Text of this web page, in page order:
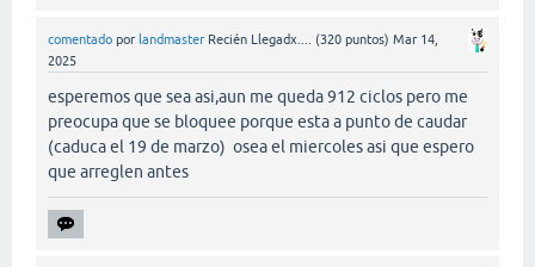
comentado por landmaster Recién Llegadx.... (320 puntos) Mar 14,
2025
esperemos que sea asi,aun me queda 912 ciclos pero me
preocupa que se bloquee porque esta a punto de caudar
(caduca el 19 de marzo) osea el miercoles asi que espero
que arreglen antes